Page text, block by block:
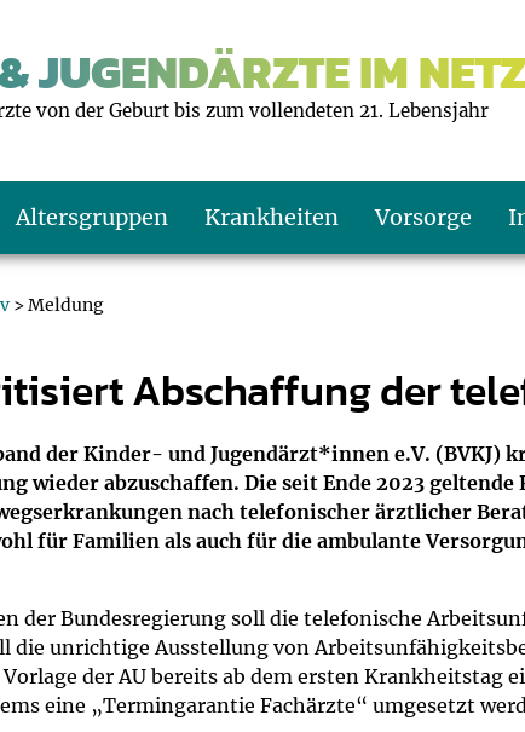
JUGENDÄRZTE IM NETZ
von der Geburt bis zum vollendeten 21. Lebensjahr
Altersgruppen
Jugendliche
Krankheiten Vorsorge
Teenager: J1 bis J2
Impfreaktionen
Häufige Fragen
Recht auf Impfung
Sofortmaßnahmen
Link-Tipps
Wachstum-Rechner
Empfehlungen zum
Hörlexikon
Material zu den Vorsorgen
> Meldung
Abschaffung der
der Kinder- und Jugendärzt*innen e.V.
wieder abzuschaffen. Die seit Ende 2023
nach telefonischer ärztlicher
für Familien als auch für die ambulante
der Bundesregierung soll die telefonische
die unrichtige Ausstellung von
der AU bereits ab dem ersten Krankheitstag
eine „Termingarantie Fachärzte“ umgesetzt